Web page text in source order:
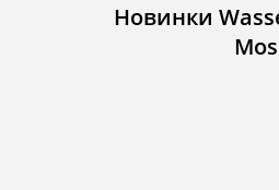
Новинки